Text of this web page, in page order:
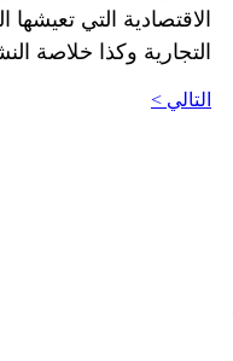
الاقتصادية التي
التجارية وكذا خلاصة
التالي >